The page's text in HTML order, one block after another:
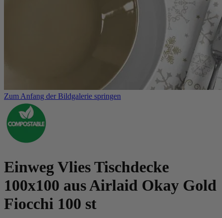
Zum Anfang der Bildgalerie springen
Einweg Vlies Tischdecke
100x100 aus Airlaid Okay Gold
Fiocchi 100 st